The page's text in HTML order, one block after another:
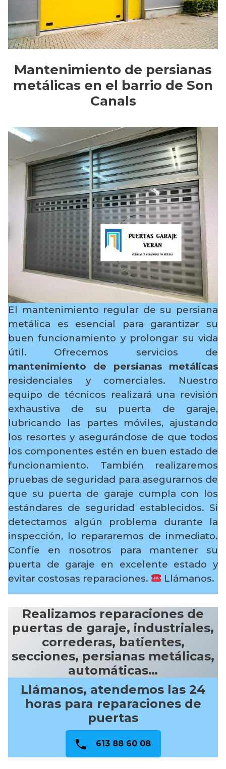
Mantenimiento de persianas
metálicas en el barrio de Son
Canals
El mantenimiento regular de su persiana
metálica es esencial para garantizar su
buen funcionamiento y prolongar su vida
útil. Ofrecemos servicios de
mantenimiento de persianas metálicas
residenciales y comerciales. Nuestro
equipo de técnicos realizará una revisión
exhaustiva de su puerta de garaje,
lubricando las partes móviles, ajustando
los resortes y asegurándose de que todos
los componentes estén en buen estado de
funcionamiento. También realizaremos
pruebas de seguridad para asegurarnos de
que su puerta de garaje cumpla con los
estándares de seguridad establecidos. Si
detectamos algún problema durante la
inspección, lo repararemos de inmediato.
Confíe en nosotros para mantener su
puerta de garaje en excelente estado y
evitar costosas reparaciones.
Llámanos.
Realizamos reparaciones de
puertas de garaje, industriales,
correderas, batientes,
secciones, persianas metálicas,
automáticas…
Llámanos, atendemos las 24
horas para reparaciones de
puertas
613 88 60 08